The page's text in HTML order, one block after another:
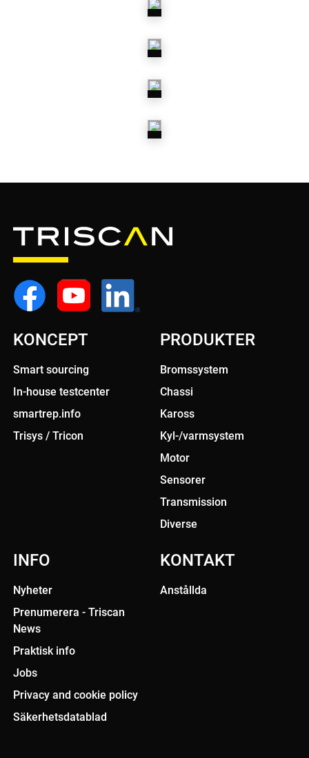
OCH
GENERATORER
KONCEPT
Smart sourcing
In-house testcenter
smartrep.info
Trisys / Tricon
PRODUKTER
Bromssystem
Chassi
Kaross
Kyl-/varmsystem
Motor
Sensorer
Transmission
Diverse
INFO
Nyheter
Prenumerera - Triscan
News
Praktisk info
Jobs
Privacy and cookie policy
Säkerhetsdatablad
KONTAKT
Anstållda